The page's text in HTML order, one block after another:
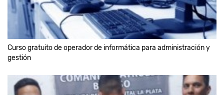
Curso gratuito de operador de informática para administración y
gestión